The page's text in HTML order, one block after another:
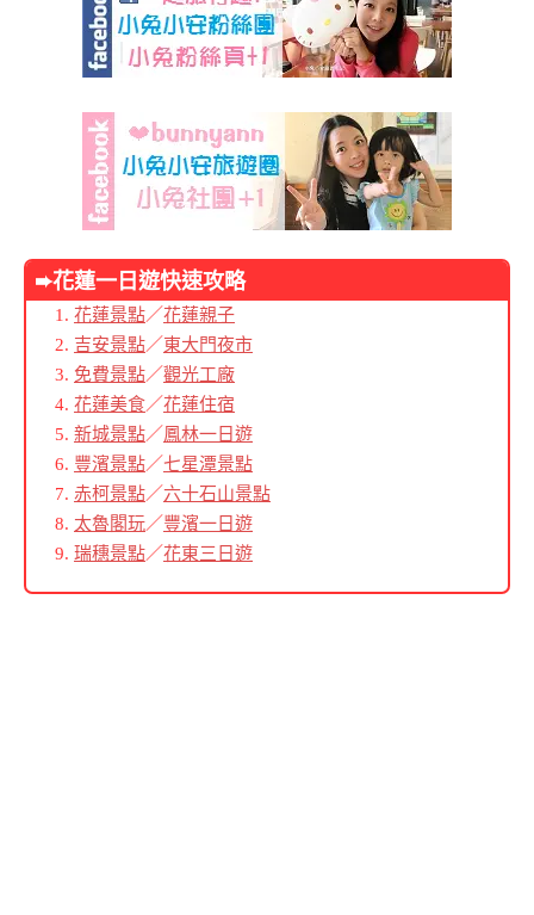
➨花蓮一日遊快速攻略
花蓮景點／花蓮親子
吉安景點／東大門夜市
免費景點／觀光工廠
花蓮美食／花蓮住宿
新城景點／鳳林一日遊
豐濱景點／七星潭景點
赤柯景點／六十石山景點
太魯閣玩／豐濱一日遊
瑞穗景點／花東三日遊